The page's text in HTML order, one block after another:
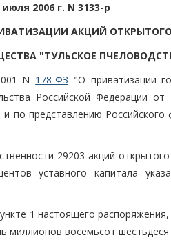
июля 2006 г. N 3133-р
АКЦИЙ ОТКРЫТОГО
"ТУЛЬСКОЕ
N 178-ФЗ "О приватизации
Российской Федерации от
по представлению
29203 акций
уставного капитала
1 настоящего
миллионов восемьсот